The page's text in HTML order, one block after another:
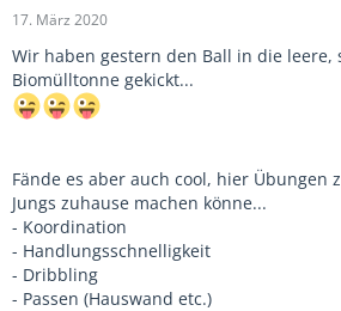
17. März 2020
Wir haben gestern den Ball in die leere,
Biomülltonne gekickt...
Fände es aber auch cool, hier Übungen
Jungs zuhause machen könne...
- Koordination
- Handlungsschnelligkeit
- Dribbling
- Passen (Hauswand etc.)